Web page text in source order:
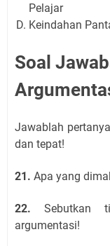
Pelajar
Keindahan
Soal
Jawablah
dan tepat!
21. Apa yang
22. Sebutkan
argumentasi!